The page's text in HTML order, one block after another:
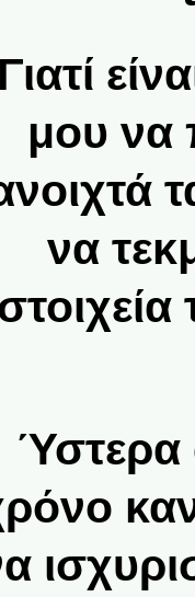
Γιατί
μου να
να
Ύστερα